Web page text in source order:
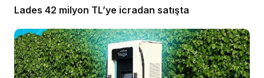
Lades 42 milyon TL’ye icradan satışta